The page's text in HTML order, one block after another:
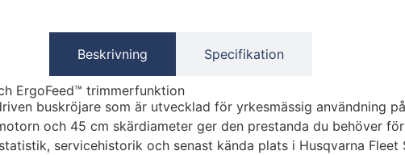
Beskrivning Specifikation
ErgoFeed™ trimmerfunktion
buskröjare som är utvecklad för yrkesmässig användning
och 45 cm skärdiameter ger den prestanda du behöver
servicehistorik och senast kända plats i Husqvarna